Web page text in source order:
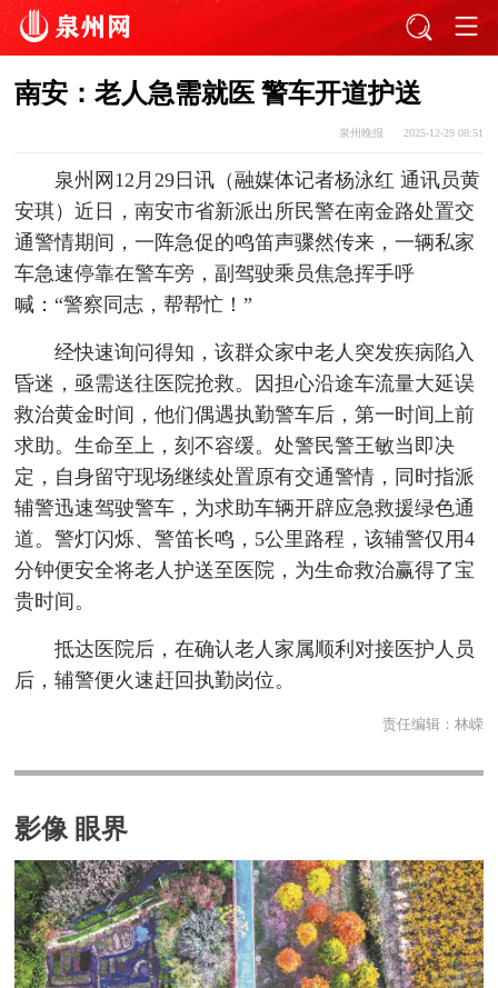
南安：老人急需就医 警车开道护送
泉州晚报 2025-12-29 08:51
泉州网12月29日讯（融媒体记者杨泳红 通讯员黄
安琪）近日，南安市省新派出所民警在南金路处置交
通警情期间，一阵急促的鸣笛声骤然传来，一辆私家
车急速停靠在警车旁，副驾驶乘员焦急挥手呼
喊：“警察同志，帮帮忙！”
经快速询问得知，该群众家中老人突发疾病陷入
昏迷，亟需送往医院抢救。因担心沿途车流量大延误
救治黄金时间，他们偶遇执勤警车后，第一时间上前
求助。生命至上，刻不容缓。处警民警王敏当即决
定，自身留守现场继续处置原有交通警情，同时指派
辅警迅速驾驶警车，为求助车辆开辟应急救援绿色通
道。警灯闪烁、警笛长鸣，5公里路程，该辅警仅用4
分钟便安全将老人护送至医院，为生命救治赢得了宝
贵时间。
抵达医院后，在确认老人家属顺利对接医护人员
后，辅警便火速赶回执勤岗位。
责任编辑： 林嵘
影像 眼界